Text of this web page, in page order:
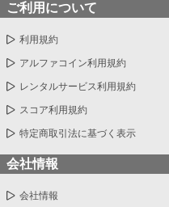
ご利用について
利用規約
アルファコイン利用規約
レンタルサービス利用規約
スコア利用規約
特定商取引法に基づく表示
会社情報
会社情報